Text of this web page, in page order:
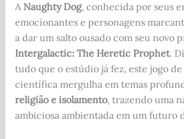
c
e
b
o
o
k
d
di
t
at
s
A
p
p
it
te
r
ar
e
A Naughty Dog, conhecida por seus
emocionantes e personagens
a dar um salto ousado com seu novo
Intergalactic: The Heretic Prophet.
tudo que o estúdio já fez, este jogo
científica mergulha em temas
religião e isolamento, trazendo uma
ambiciosa ambientada em um futuro